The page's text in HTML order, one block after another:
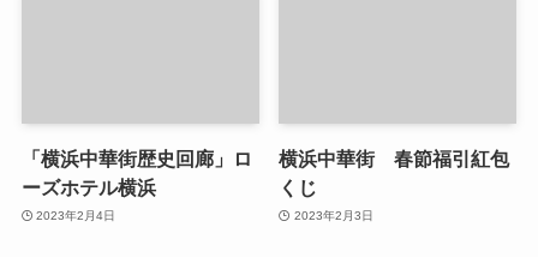
「横浜中華街歴史回廊」ロ
ーズホテル横浜
2023年2月4日
横浜中華街 春節福引紅包
くじ
2023年2月3日